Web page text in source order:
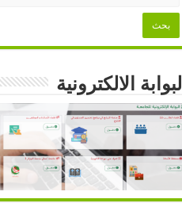
البوابة الالكترونية